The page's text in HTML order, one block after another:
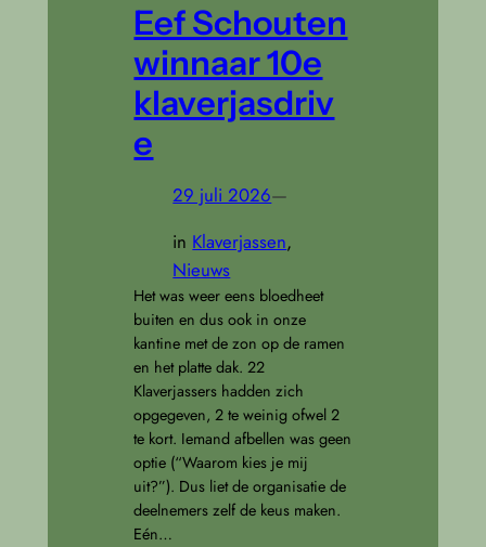
Eef Schouten
winnaar 10e
klaverjasdriv
e
29 juli 2026—
in Klaverjassen
Nieuws
Het was weer eens bloedheet
buiten en dus ook in onze
kantine met de zon op de ramen
en het platte dak. 22
Klaverjassers hadden zich
opgegeven, 2 te weinig ofwel 2
te kort. Iemand afbellen was geen
optie (“Waarom kies je mij
uit?”). Dus liet de organisatie de
deelnemers zelf de keus maken.
Eén…